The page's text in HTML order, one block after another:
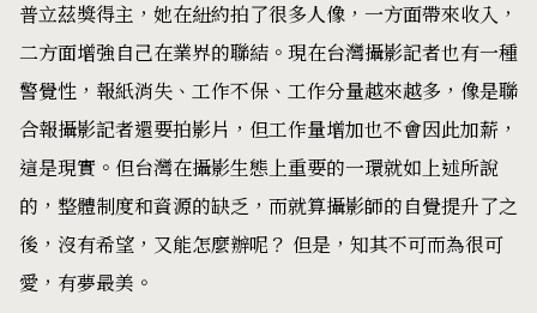
普立茲獎得主，她在紐約拍了很多人像，一方面帶來收入，
二方面增強自己在業界的聯結。現在台灣攝影記者也有一種
警覺性，報紙消失、工作不保、工作分量越來越多，像是聯
合報攝影記者還要拍影片，但工作量增加也不會因此加薪，
這是現實。但台灣在攝影生態上重要的一環就如上述所說
的，整體制度和資源的缺乏，而就算攝影師的自覺提升了之
後，沒有希望，又能怎麼辦呢？ 但是，知其不可而為很可
愛，有夢最美。